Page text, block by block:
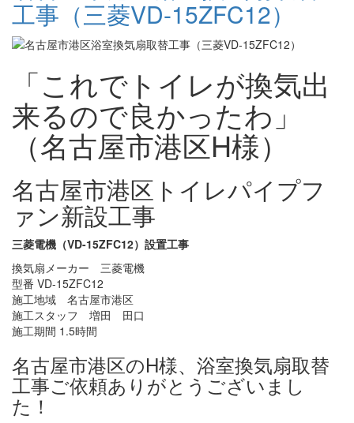
工事（三菱VD-15ZFC12）
「これでトイレが換気出
来るので良かったわ」
（名古屋市港区H様）
名古屋市港区トイレパイプフ
ァン新設工事
三菱電機（VD-15ZFC12）設置工事
換気扇メーカー 三菱電機
型番 VD-15ZFC12
施工地域 名古屋市港区
施工スタッフ 増田 田口
施工期間 1.5時間
名古屋市港区のH様、浴室換気扇取替
工事ご依頼ありがとうございまし
た！